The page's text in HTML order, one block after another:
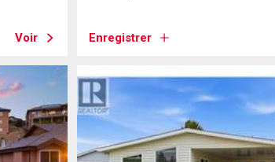
Voir Enregistrer